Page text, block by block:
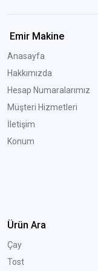
Emir Makine
Anasayfa
Hakkımızda
Hesap Numaralarımız
Müşteri Hizmetleri
İletişim
Konum
Ürün Ara
Çay
Tost